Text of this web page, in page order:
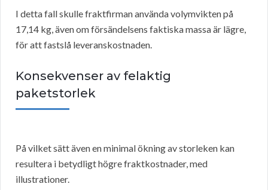
I detta fall skulle fraktfirman använda volymvikten på
17,14 kg, även om försändelsens faktiska massa är lägre,
för att fastslå leveranskostnaden.
Konsekvenser av felaktig
paketstorlek
På vilket sätt även en minimal ökning av storleken kan
resultera i betydligt högre fraktkostnader, med
illustrationer.